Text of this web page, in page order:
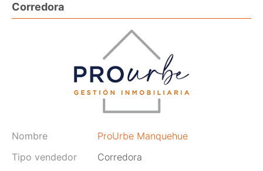
Corredora
Nombre
ProUrbe Manquehue
Tipo vendedor
Corredora